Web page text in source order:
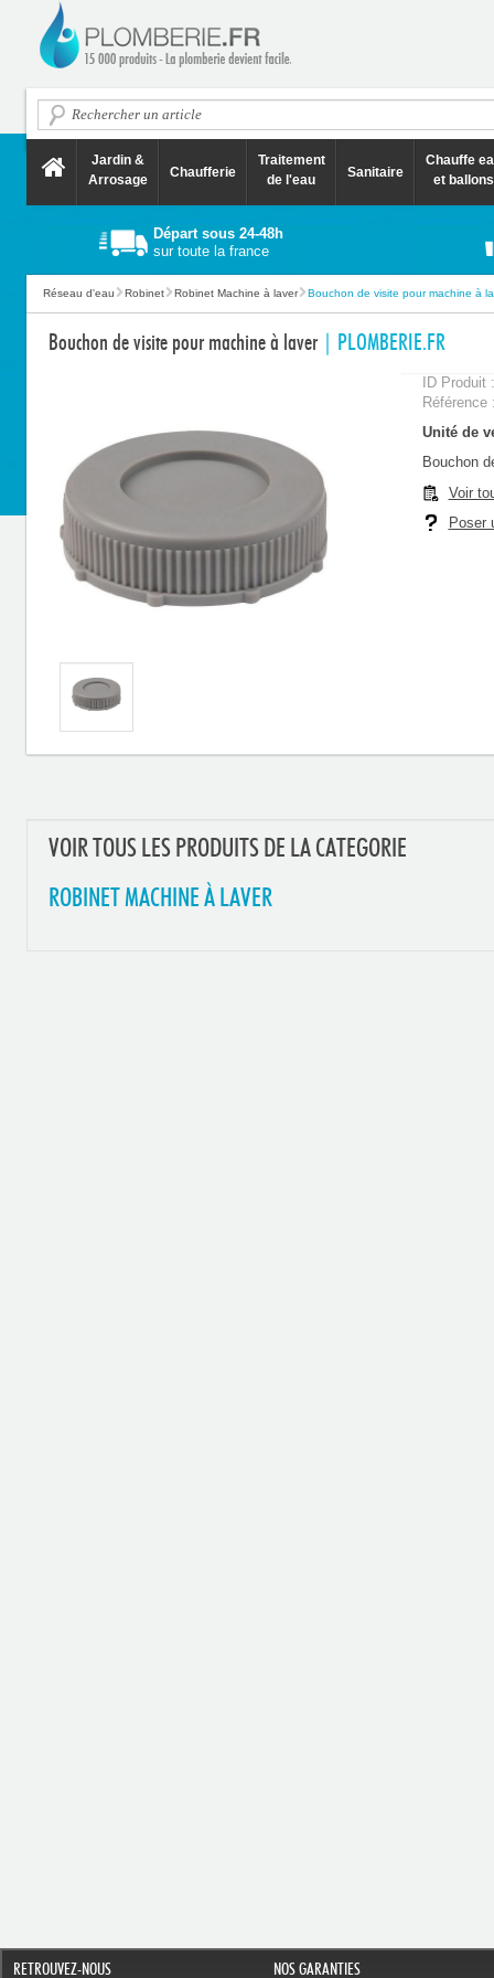
Jardin &
Arrosage
Chaufferie
Traitement
de l'eau
Sanitaire
Chauffe
et ballons
Départ sous 24-48h
sur toute la france
Réseau d'eau Robinet Robinet Machine à laver Bouchon de visite pour machine à
Bouchon de visite pour machine à laver | PLOMBERIE.FR
ID Produit
Unité de
Bouchon
Voir
Poser
VOIR TOUS LES PRODUITS DE LA CATEGORIE
ROBINET MACHINE À LAVER
RETROUVEZ-NOUS NOS GARANTIES